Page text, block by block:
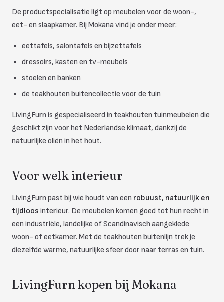
De productspecialisatie ligt op meubelen voor de woon-,
eet- en slaapkamer. Bij Mokana vind je onder meer:
eettafels, salontafels en bijzettafels
dressoirs, kasten en tv-meubels
stoelen en banken
de teakhouten buitencollectie voor de tuin
LivingFurn is gespecialiseerd in teakhouten tuinmeubelen die
geschikt zijn voor het Nederlandse klimaat, dankzij de
natuurlijke oliën in het hout.
Voor welk interieur
LivingFurn past bij wie houdt van een robuust, natuurlijk en
tijdloos interieur. De meubelen komen goed tot hun recht in
een industriële, landelijke of Scandinavisch aangeklede
woon- of eetkamer. Met de teakhouten buitenlijn trek je
diezelfde warme, natuurlijke sfeer door naar terras en tuin.
LivingFurn kopen bij Mokana